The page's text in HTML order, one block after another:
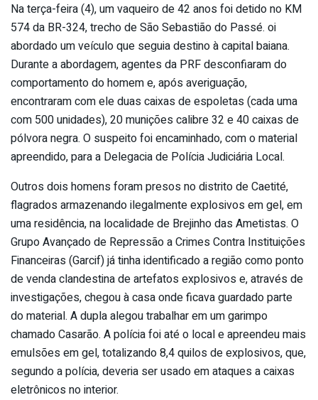
Na terça-feira (4), um vaqueiro de 42 anos foi detido no KM
574 da BR-324, trecho de São Sebastião do Passé. oi
abordado um veículo que seguia destino à capital baiana.
Durante a abordagem, agentes da PRF desconfiaram do
comportamento do homem e, após averiguação,
encontraram com ele duas caixas de espoletas (cada uma
com 500 unidades), 20 munições calibre 32 e 40 caixas de
pólvora negra. O suspeito foi encaminhado, com o material
apreendido, para a Delegacia de Polícia Judiciária Local.
Outros dois homens foram presos no distrito de Caetité,
flagrados armazenando ilegalmente explosivos em gel, em
uma residência, na localidade de Brejinho das Ametistas. O
Grupo Avançado de Repressão a Crimes Contra Instituições
Financeiras (Garcif) já tinha identificado a região como ponto
de venda clandestina de artefatos explosivos e, através de
investigações, chegou à casa onde ficava guardado parte
do material. A dupla alegou trabalhar em um garimpo
chamado Casarão. A polícia foi até o local e apreendeu mais
emulsões em gel, totalizando 8,4 quilos de explosivos, que,
segundo a polícia, deveria ser usado em ataques a caixas
eletrônicos no interior.